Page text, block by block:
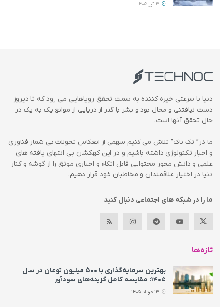
دنیا با سرعتی خیره کننده به سمت تحقق رویاهایی می رود که تا دیروز
دست نیافتنی و محال بود و بشر با گذر از دریایی از موانع یک به یک در
حال تحقق آنها است.
ما در” تک ناک” تلاش می کنیم سهمی از انعکاس تحولات بی شمار فناوری
و اخبار تکنولوژی داشته باشیم و در این کهکشان بی انتهای یافته های
علمی و دانش محور محتوایی قابل اتکاء و اخباری موثق را از گوشه و کنار
دنیا در اختیار علاقمندان و مخاطبان خود قرار دهیم.
ما را در شبکه های اجتماعی دنبال کنید
تازه‌ها
بهترین سرمایه‌گذاری با ۵۰۰ میلیون تومان در سال
۱۴۰۵؛ مقایسه کامل گزینه‌های سودآور